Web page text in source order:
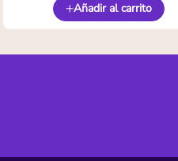
Añadir al carrito